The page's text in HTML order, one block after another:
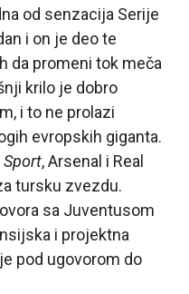
od senzacija Serije
i on je deo te
da promeni tok meča
krilo je dobro
i to ne prolazi
evropskih giganta.
Sport, Arsenal i Real
tursku zvezdu.
sa Juventusom
i projektna
pod ugovorom do